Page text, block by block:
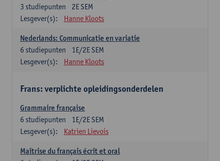
2E SEM
3 studiepunten
Lesgever(s):
Hanne Kloots
Nederlands: Communicatie en variatie
1E/2E SEM
6 studiepunten
Lesgever(s):
Hanne Kloots
Frans: verplichte opleidingsonderdelen
Grammaire française
1E/2E SEM
6 studiepunten
Lesgever(s):
Katrien Lievois
Maîtrise du français écrit et oral